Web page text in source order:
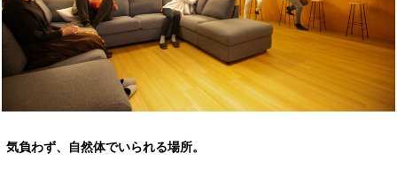
気負わず、自然体でいられる場所。